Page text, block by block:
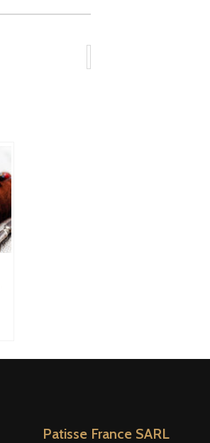
Patisse France SARL